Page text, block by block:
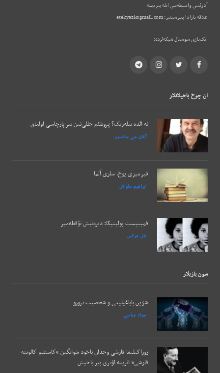
آدرئسي واسيطه‌سي ايله بيزيمله
علاقه يارادا بيلرسينيز:etekyazi@gmail.com
اتک‌يازي سوسيال شبکه‌لرده:
Facebook
Twitter
Instagram
Telegram
ان چوخ باخيلانلار
نه ائده بیله‌ریک؟ پروبلئم حللی‌نین بیر پارچاسی اولماق
آللان جی جانسون
قیرمیزی یوخ، ساری آلما
ابراهیم ساوالان
فمینیست پولیتیکا: دیره‌نیش نؤقطه‌میز
بئل هوکس
سون يازيلار
شرّین بایاغیلیغی و شخصیت ترورو
جواد عباسی
زوراکیلیغا قارشی وجدان یاخود شوایگین “کاستلیو کالوینه
قارشی” اثرینه اؤتری بیر باخیش